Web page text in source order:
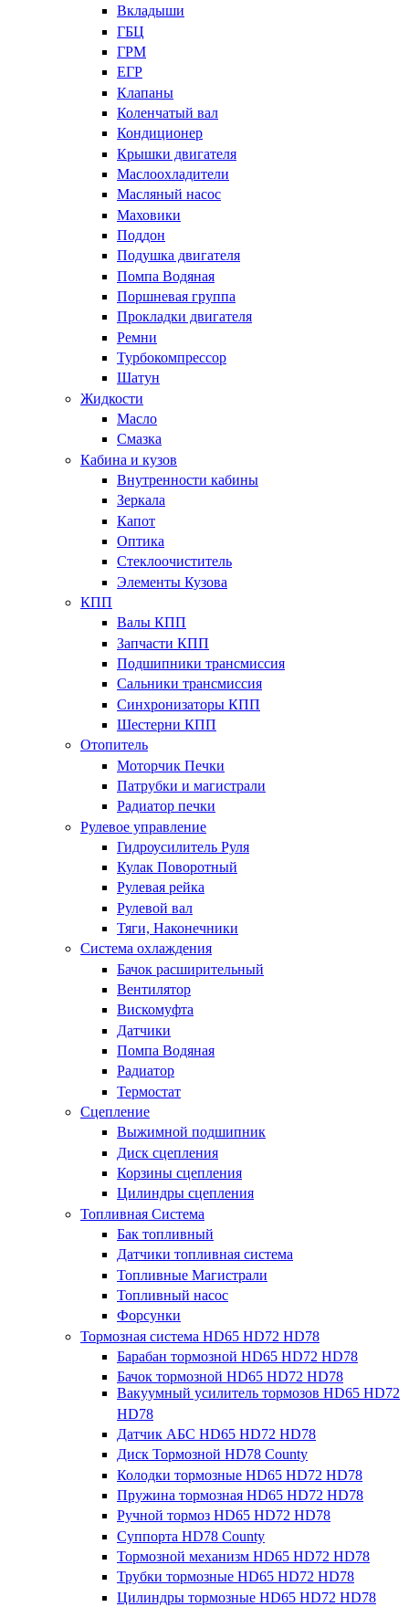
Вкладыши
ГБЦ
ГРМ
ЕГР
Клапаны
Коленчатый вал
Кондиционер
Крышки двигателя
Маслоохладители
Масляный насос
Маховики
Поддон
Подушка двигателя
Помпа Водяная
Поршневая группа
Прокладки двигателя
Ремни
Турбокомпрессор
Шатун
Жидкости
Масло
Смазка
Кабина и кузов
Внутренности кабины
Зеркала
Капот
Оптика
Стеклоочиститель
Элементы Кузова
КПП
Валы КПП
Запчасти КПП
Подшипники трансмиссия
Сальники трансмиссия
Синхронизаторы КПП
Шестерни КПП
Отопитель
Моторчик Печки
Патрубки и магистрали
Радиатор печки
Рулевое управление
Гидроусилитель Руля
Кулак Поворотный
Рулевая рейка
Рулевой вал
Тяги, Наконечники
Система охлаждения
Бачок расширительный
Вентилятор
Вискомуфта
Датчики
Помпа Водяная
Радиатор
Термостат
Сцепление
Выжимной подшипник
Диск сцепления
Корзины сцепления
Цилиндры сцепления
Топливная Система
Бак топливный
Датчики топливная система
Топливные Магистрали
Топливный насос
Форсунки
Тормозная система HD65 HD72 HD78
Барабан тормозной HD65 HD72 HD78
Бачок тормозной HD65 HD72 HD78
Вакуумный усилитель тормозов HD65 HD72
HD78
Датчик АБС HD65 HD72 HD78
Диск Тормозной HD78 County
Колодки тормозные HD65 HD72 HD78
Пружина тормозная HD65 HD72 HD78
Ручной тормоз HD65 HD72 HD78
Суппорта HD78 County
Тормозной механизм HD65 HD72 HD78
Трубки тормозные HD65 HD72 HD78
Цилиндры тормозные HD65 HD72 HD78